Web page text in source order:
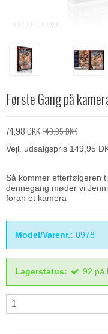
Første Gang på
74,98 DKK149,95 DKK
Vejl. udsalgspris 149,95
Så kommer efterfølgeren
dennegang møder vi
foran et kamera
Model/Varenr.: 0978
Lagerstatus: 92 på